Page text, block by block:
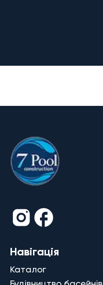
Навігація
Каталог